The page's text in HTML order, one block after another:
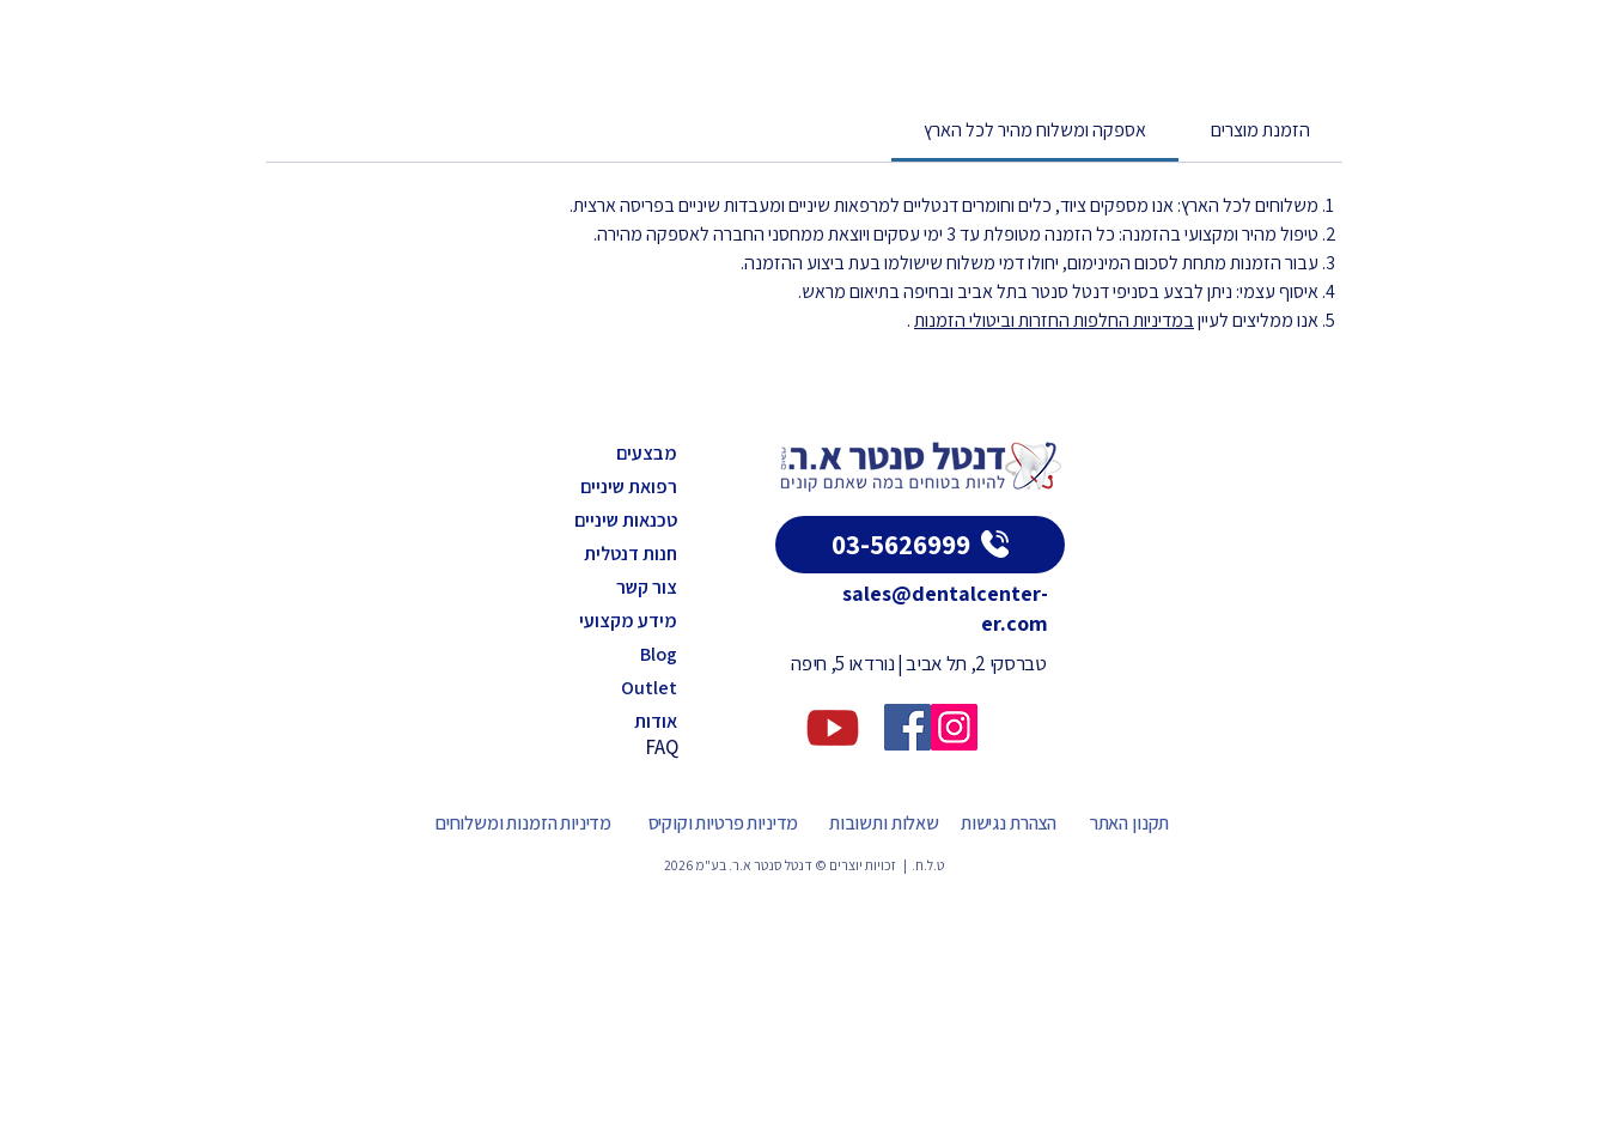
אספקה ומשלוח מהיר לכל הארץ הזמנת מוצרים
משלוחים לכל הארץ: אנו מספקים ציוד, כלים וחומרים דנטליים למרפאות שיניים ומעבדות שיניים בפריסה ארצית.
טיפול מהיר ומקצועי בהזמנה: כל הזמנה מטופלת עד 3 ימי עסקים ויוצאת ממחסני החברה לאספקה מהירה.
עבור הזמנות מתחת לסכום המינימום, יחולו דמי משלוח שישולמו בעת ביצוע ההזמנה.
איסוף עצמי: ניתן לבצע בסניפי דנטל סנטר בתל אביב ובחיפה בתיאום מראש.
אנו ממליצים לעייןבמדיניות החלפות החזרות וביטולי הזמנות.
03-5626999
sales@dentalcenter-
er.com
טברסקי 2, תל אביב | נורדאו 5, חיפה
מבצעים
רפואת שיניים
טכנאות שיניים
חנות דנטלית
צור קשר
מידע מקצועי
Blog
Outlet
אודות
FAQ
תקנון האתר הצהרת נגישות שאלות ותשובות מדיניות פרטיות וקוקיס מדיניות הזמנות ומשלוחים
ט.ל.ח. | זכויות יוצרים © דנטל סנטר א.ר. בע"מ 2026